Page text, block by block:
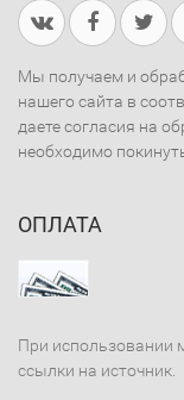
Мы получаем и
нашего сайта в
даете согласия на
необходимо
ОПЛАТА
При использовании
ссылки на источник.